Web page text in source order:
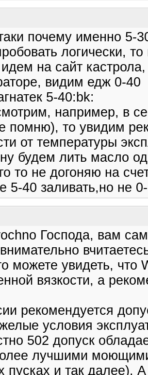
почему именно 5-
логически,
на сайт
видим едж 0-40
5-40:bk:
например, в
помню), то увидим
от температуры
будем лить масло
то не догоняю на
5-40 заливать,но не
Господа, вам
можете увидеть, что
вязкости, а
рекомендуется
условия
502 допуск
лучшими
пусках и так далее).